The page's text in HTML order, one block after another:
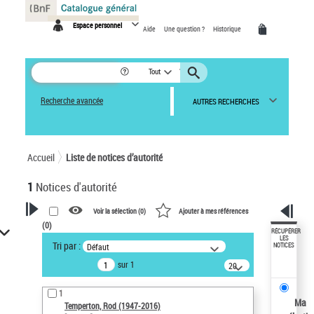
Espace personnel Aide Une question ? Historique
Tout
Recherche avancée AUTRES RECHERCHES
Accueil Liste de notices d’autorité
1 Notices d'autorité
VOTRE RECHERCHE
Recherche avancée dans les
notices d’autorité
Œuvres liées à l'auteur :
Temperton, Rod (1947-2016)
Voir la sélection (0) Ajouter à mes références
(0)
Tri par : Défaut
sur 1
20
résultats/page
1
Temperton, Rod (1947-2016)
RÉCUPÉRER
LES
NOTICES
Ma
Panneau de gestion des cookies